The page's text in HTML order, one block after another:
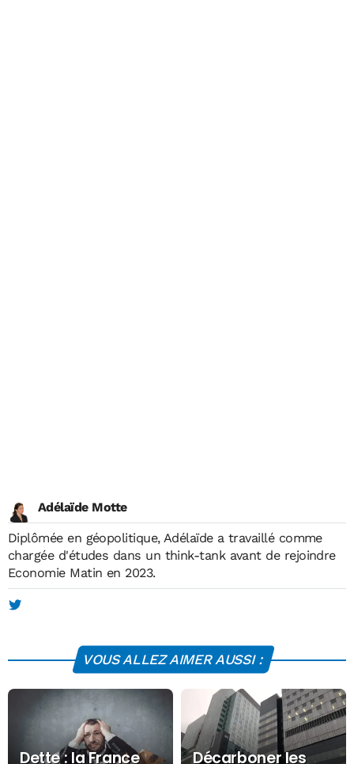
Adélaïde Motte
Diplômée en géopolitique, Adélaïde a travaillé comme
chargée d'études dans un think-tank avant de rejoindre
Economie Matin en 2023.
VOUS ALLEZ AIMER AUSSI :
Dette : la France
Décarboner les